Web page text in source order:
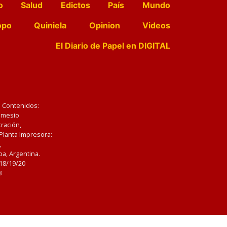
Salud Edictos País
Mundo
Quiniela Opinion
Videos
El Diario de Papel en DIGITAL
Impresora:
Argentina.
19/20